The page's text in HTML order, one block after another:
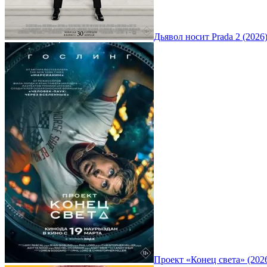
Дьявол носит Prada 2 (2026)
Проект «Конец света»